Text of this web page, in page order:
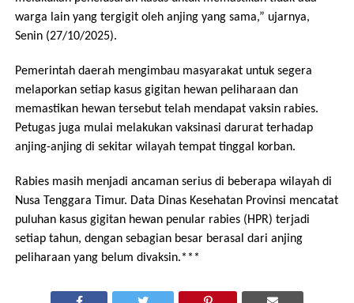
warga lain yang tergigit oleh anjing yang sama,” ujarnya,
Senin (27/10/2025).
Pemerintah daerah mengimbau masyarakat untuk segera
melaporkan setiap kasus gigitan hewan peliharaan dan
memastikan hewan tersebut telah mendapat vaksin rabies.
Petugas juga mulai melakukan vaksinasi darurat terhadap
anjing-anjing di sekitar wilayah tempat tinggal korban.
Rabies masih menjadi ancaman serius di beberapa wilayah di
Nusa Tenggara Timur. Data Dinas Kesehatan Provinsi mencatat
puluhan kasus gigitan hewan penular rabies (HPR) terjadi
setiap tahun, dengan sebagian besar berasal dari anjing
peliharaan yang belum divaksin.***